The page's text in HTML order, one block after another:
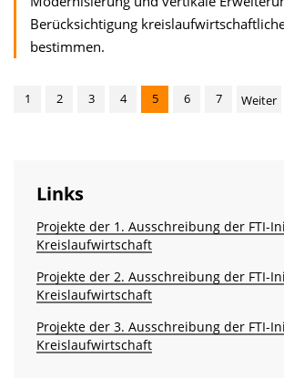
Berücksichtigung
bestimmen.
1 2 3 4 5 6 7 Weiter
Links
Projekte der 1. Ausschreibung der FTI-
Kreislaufwirtschaft
Projekte der 2. Ausschreibung der FTI-
Kreislaufwirtschaft
Projekte der 3. Ausschreibung der FTI-
Kreislaufwirtschaft